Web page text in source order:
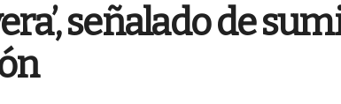
señalado de